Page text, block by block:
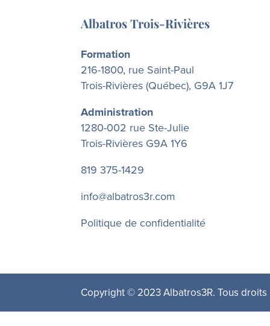
Albatros Trois-Rivières
Formation
216-1800, rue Saint-Paul
Trois-Rivières (Québec), G9A 1J7
Administration
1280-002 rue Ste-Julie
Trois-Rivières G9A 1Y6
819 375-1429
info@albatros3r.com
Politique de confidentialité
Copyright © 2023 Albatros3R. Tous